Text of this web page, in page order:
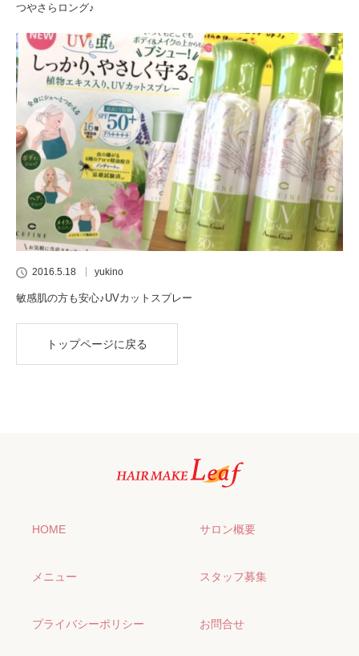
つやさらロング♪
2016.5.18 yukino
敏感肌の方も安心♪UVカットスプレー
トップページに戻る
HOME サロン概要
メニュー スタッフ募集
プライバシーポリシー お問合せ